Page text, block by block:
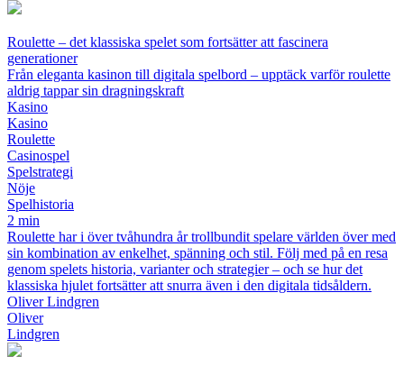
Roulette – det klassiska spelet som fortsätter att fascinera
generationer
Från eleganta kasinon till digitala spelbord – upptäck varför roulette
aldrig tappar sin dragningskraft
Kasino
Kasino
Roulette
Casinospel
Spelstrategi
Nöje
Spelhistoria
2 min
Roulette har i över tvåhundra år trollbundit spelare världen över med
sin kombination av enkelhet, spänning och stil. Följ med på en resa
genom spelets historia, varianter och strategier – och se hur det
klassiska hjulet fortsätter att snurra även i den digitala tidsåldern.
Oliver Lindgren
Oliver
Lindgren